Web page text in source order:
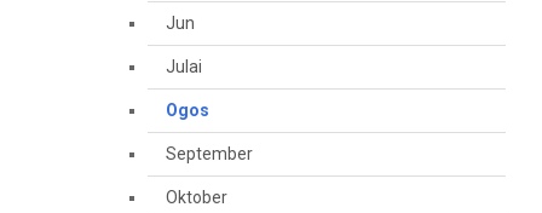
Jun
Julai
Ogos
September
Oktober